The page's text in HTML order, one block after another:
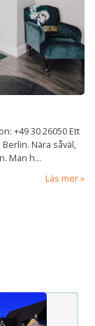
+49 30 26050 Ett
Nära såväl,
Man h...
Läs mer